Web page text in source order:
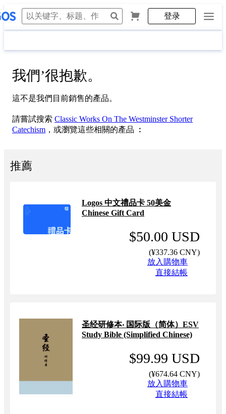
登录
我們’很抱歉。
這不是我們目前銷售的產品。
請嘗試搜索 Classic Works On The Westminster Shorter
Catechism ，或瀏覽這些相關的產品 ︰
推薦
Logos 中文禮品卡 50美金
Chinese Gift Card
$50.00 USD
(¥337.36 CNY)
放入購物車
直接結帳
圣经研修本‧ 国际版（简体）ESV
Study Bible (Simplified Chinese)
$99.99 USD
(¥674.64 CNY)
放入購物車
直接結帳